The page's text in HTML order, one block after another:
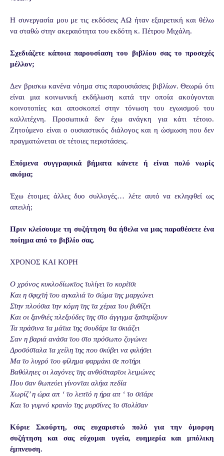
Η συνεργασία μου με τις εκδόσεις ΑΩ ήταν εξαιρετική και θέλω
να σταθώ στην ακεραιότητα του εκδότη κ. Πέτρου Μιχάλη.
Σχεδιάζετε κάποια παρουσίαση του βιβλίου σας το προσεχές
μέλλον;
Δεν βρισκω κανένα νόημα στις παρουσιάσεις βιβλίων. Θεωρώ ότι
είναι μια κοινωνική εκδήλωση κατά την οποία ακούγονται
κοινοτοπίες και αποσκοπεί στην τόνωση του εγωισμού του
καλλιτέχνη. Προσωπικά δεν έχω ανάγκη για κάτι τέτοιο.
Ζητούμενο είναι ο ουσιαστικός διάλογος και η ώσμωση που δεν
πραγματώνεται σε τέτοιες περιστάσεις.
Επόμενα συγγραφικά βήματα κάνετε ή είναι πολύ νωρίς
ακόμα;
Έχω έτοιμες άλλες δυο συλλογές… λέτε αυτό να εκληφθεί ως
απειλή;
Πριν κλείσουμε τη συζήτηση θα ήθελα να μας παραθέσετε ένα
ποίημα από το βιβλίο σας.
ΧΡΟΝΟΣ ΚΑΙ ΚΟΡΗ
Ο χρόνος κυκλοδίωκτος τυλίγει το κορίτσι
Και η σφιχτή του αγκαλιά το σώμα της μαργώνει
Στην πλούσια την κόμη της τα χέρια του βυθίζει
Και οι ξανθιές πλεξούδες της στο άγγιγμα ξασπρίζουν
Τα πράσινα τα μάτια της σουδάρι τα σκιάζει
Σαν η βαριά ανάσα του στο πρόσωπο ζυγώνει
Δροσόσταλα τα χείλη της που σκύβει να φιλήσει
Μα το λυγρό του φίλημα φαρμάκι σε ποτήρι
Βαθύληιες οι λαγόνες της ανθόσπαρτοι λειμώνες
Που σαν θωπεύει γίνονται αλήια πεδία
Χωρίζ’ η ώρα απ ‘ το λεπτό η ήρα απ ‘ το σιτάρι
Και το γυμνό κρανίο της μυρσίνες το στολίσαν
Κύριε Σκούρτη, σας ευχαριστώ πολύ για την όμορφη
συζήτηση και σας εύχομαι υγεία, ευημερία και μπόλικη
έμπνευση.